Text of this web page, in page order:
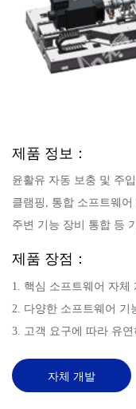
제품 정보：
윤활유 자동 보충 및 주
클램핑, 통합 소프트웨
주변 기능 장비 통합 등
제품 장점：
1. 핵심 소프트웨어 자체
2. 다양한 소프트웨어 기
3. 고객 요구에 따라 유
자체 개발